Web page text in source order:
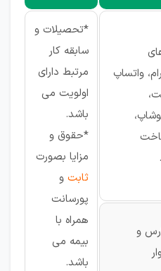
واتساپ
*تحصیلات و
سابقه کار
مرتبط دارای
اولویت می
باشد.
*حقوق و
مزایا بصورت
ثابت و
پورسانت
همراه با
بیمه می
باشد.
و